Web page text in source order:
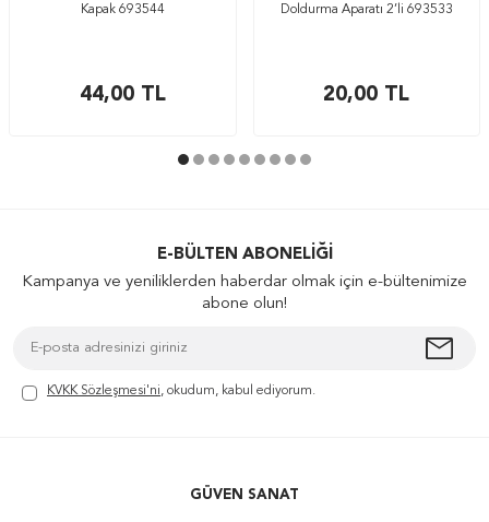
Kapak 693544
44,00TL
Doldurma Aparatı 2’li 693533
20,00 TL
E-BÜLTEN ABONELIĞI
Kampanya ve yeniliklerden haberdar olmak için e-bültenimize
abone olun!
KVKK Sözleşmesi'ni, okudum, kabul ediyorum.
GÜVEN SANAT